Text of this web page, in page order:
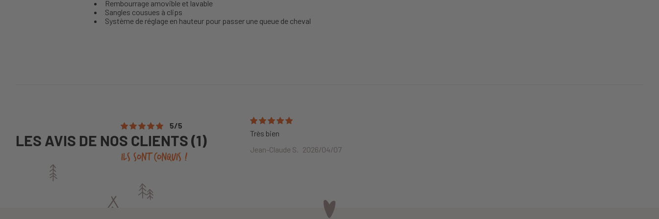
Rembourrage amovible et lavable
Sangles cousues à clips
Système de réglage en hauteur pour passer une queue de cheval
5/5
LES AVIS DE NOS CLIENTS (1)
ILS SONT CONQUIS !
Très bien
Jean-Claude S. 2026/04/07